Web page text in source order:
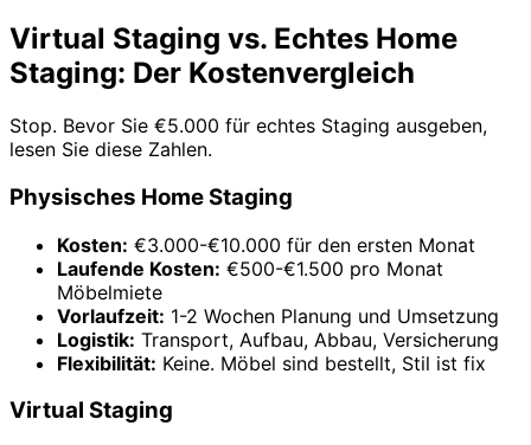
Virtual Staging vs. Echtes Home
Staging: Der Kostenvergleich
Stop. Bevor Sie €5.000 für echtes Staging ausgeben,
lesen Sie diese Zahlen.
Physisches Home Staging
Kosten: €3.000-€10.000 für den ersten Monat
Laufende Kosten: €500-€1.500 pro Monat
Möbelmiete
Vorlaufzeit: 1-2 Wochen Planung und Umsetzung
Logistik: Transport, Aufbau, Abbau, Versicherung
Flexibilität: Keine. Möbel sind bestellt, Stil ist fix
Virtual Staging